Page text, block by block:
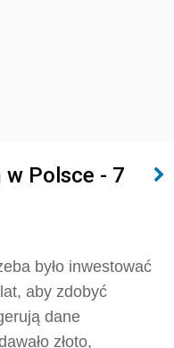
Polsce - 7
było inwestować
aby zdobyć
dane
złoto,